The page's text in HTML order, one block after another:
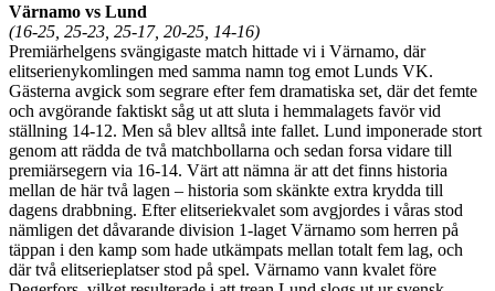
Värnamo vs Lund
(16-25, 25-23, 25-17, 20-25, 14-16)
Premiärhelgens svängigaste match hittade vi i Värnamo, där
elitserienykomlingen med samma namn tog emot Lunds VK.
Gästerna avgick som segrare efter fem dramatiska set, där det femte
och avgörande faktiskt såg ut att sluta i hemmalagets favör vid
ställning 14-12. Men så blev alltså inte fallet. Lund imponerade stort
genom att rädda de två matchbollarna och sedan forsa vidare till
premiärsegern via 16-14. Värt att nämna är att det finns historia
mellan de här två lagen – historia som skänkte extra krydda till
dagens drabbning. Efter elitseriekvalet som avgjordes i våras stod
nämligen det dåvarande division 1-laget Värnamo som herren på
täppan i den kamp som hade utkämpats mellan totalt fem lag, och
där två elitserieplatser stod på spel. Värnamo vann kvalet före